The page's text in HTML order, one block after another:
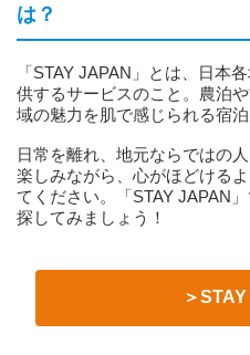
は？
「STAY JAPAN」とは、日本
供するサービスのこと。農泊
域の魅力を肌で感じられる宿
日常を離れ、地元ならではの
楽しみながら、心がほどける
てください。「STAY JAPAN
探してみましょう！
＞